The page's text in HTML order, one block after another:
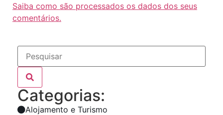
Saiba como são processados os dados dos seus
comentários.
Categorias:
Alojamento e Turismo